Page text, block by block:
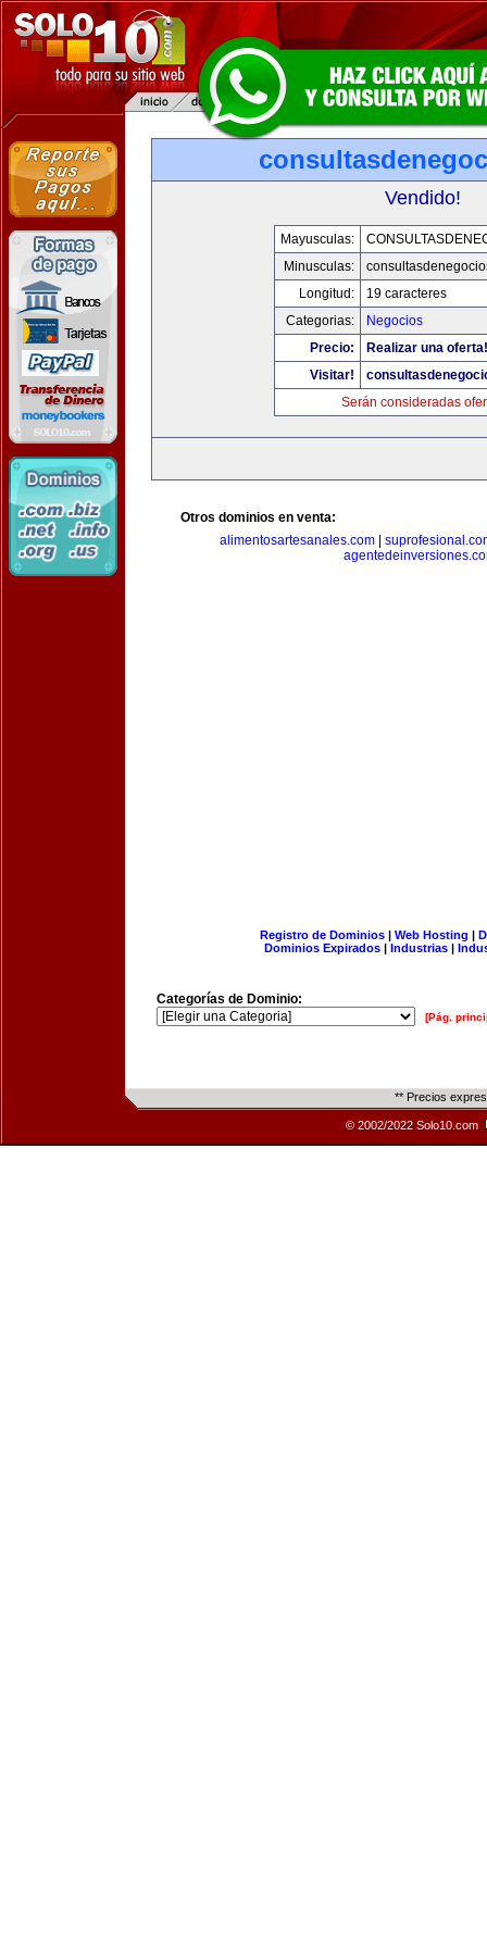
Vendido!
Mayusculas:
Minusculas:
Longitud:
19 caracteres
Categorias:
Negocios
Precio:
Realizar una oferta!
Visitar!
Serán consideradas
Otros dominios en venta:
alimentosartesanales.com
Registro de Dominios| Web Hosting |
Dominios Expirados | Industrias |
Categorías de Dominio:
[Pág.
** Precios
© 2002/2022 Solo10.com